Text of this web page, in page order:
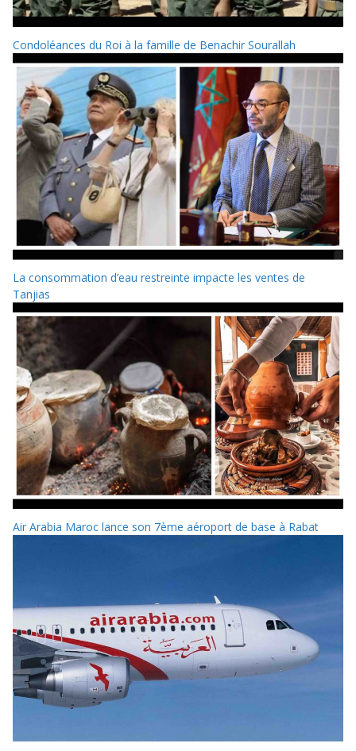
Condoléances du Roi à la famille de Benachir Sourallah
La consommation d’eau restreinte impacte les ventes de
Tanjias
Air Arabia Maroc lance son 7ème aéroport de base à Rabat